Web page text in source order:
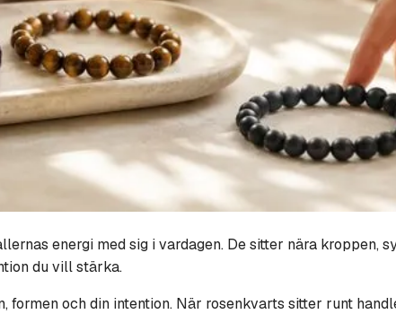
energi med sig i vardagen. De sitter nära kroppen,
du vill stärka.
och din intention. När rosenkvarts sitter runt